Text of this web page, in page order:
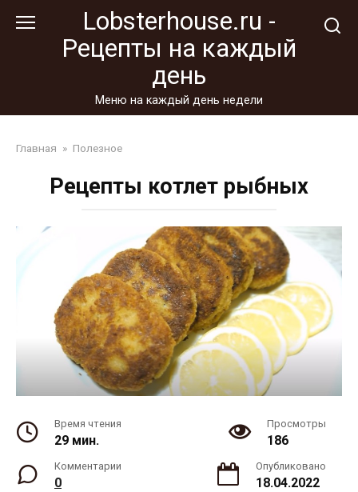
Lobsterhouse.ru -
Рецепты на каждый
день
Меню на каждый день недели
Главная » Полезное
Рецепты котлет рыбных
Время чтения
29 мин.
Просмотры
186
Комментарии
0
Опубликовано
18.04.2022